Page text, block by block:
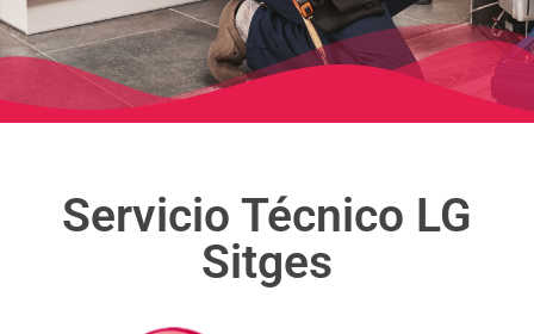
Servicio Técnico LG
Sitges